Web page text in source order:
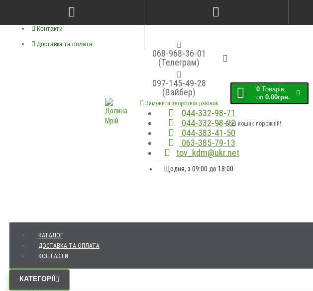
Контакти
Доставка та оплата
068-968-36-01
(Телеграм)
097-145-49-28
(Вайбер)
Замовити зворотній дзвінок
044-332-98-71
044-332-98-72
044-383-41-50
063-385-79-13
tov_kdm@ukr.net
Щодня, з 09:00 до 18:00
0 Товарів,
on 0.00грн.
Ваш кошик порожній!
КАТАЛОГ
ДОСТАВКА ТА ОПЛАТА
КОНТАКТИ
КАТЕГОРІЇ